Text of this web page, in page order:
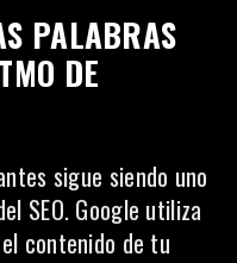
PALABRAS
DE
sigue siendo uno
SEO. Google utiliza
contenido de tu